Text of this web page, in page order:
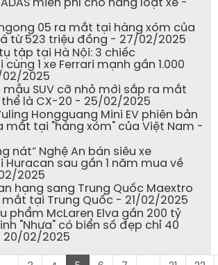
miễn phí cho hàng loạt xe -
05 ra mắt tại hàng xóm của
từ 523 triệu đồng - 27/02/2025
tập tại Hà Nội: 3 chiếc
1 xe Ferrari mạnh gần 1.000
2025
mẫu SUV cỡ nhỏ mới sắp ra mắt
thể là CX-20 - 25/02/2025
Hongguang Mini EV phiên bản
mắt tại "hàng xóm" của Việt Nam -
nát” Nghệ An bán siêu xe
Huracan sau gần 1 năm mua về
2025
hạng sang Trung Quốc Maextro
mắt tại Trung Quốc - 21/02/2025
phẩm McLaren Elva gần 200 tỷ
"Nhựa" có biển số đẹp chỉ 40
20/02/2025